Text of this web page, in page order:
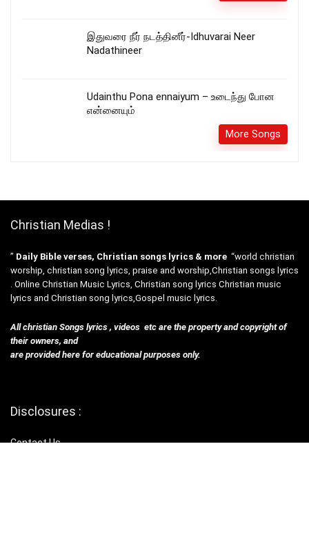
இதுவரை நீர் நடத்தினீர்-Idhuvarai Neer
Nadathineer
Udainthu Pona ennaiyum – உடைந்து போன
என்னையும்
More Songs
Christian Medias !
” Daily Bible verses, Christian songs lyrics & more “world christian
worship, christian song lyrics, praise and worship,Christian songs lyrics
. Online Christian Music Lyrics, Christian song lyrics Christian music
lyrics and Christian song lyrics,Gospel music lyrics.
All christian Songs lyrics , videos etc are the property and copyright of
their owners, and
are provided here for educational purposes only.
Disclosures :
Contact Us